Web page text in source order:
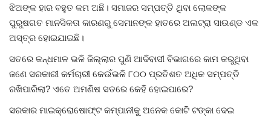
ଝିଅଙ୍କ ହାର ବହୁତ କମ ଅଛି। ସମାଜର ସମ୍ପତ୍ତି ଥିବା ଲୋକଙ୍କ
ପୁରୁଷଗତ ମାନସିକତା କାରଣରୁ ସେମାନଙ୍କ ହାତରେ ଅଲଟ୍ରା ସାଉଣ୍ଡ ଏକ
ଅସ୍ତ୍ର ହୋଇଯାଇଛି।
ସତରେ କନ୍ଧମାଳ ଭଳି ଜିଲ୍ଲାର ପୁଣି ଆଦିବାସୀ ବିଭାଗରେ କାମ କରୁଥିବା
ଜଣେ ସରକାରୀ କର୍ମଚାରୀ କେଉଁଭଳି ୮୦୦ ପ୍ରତିଶତ ଅଧିକ ସମ୍ପତ୍ତି
ରଖିପାରିଲା? ଏତେ ଅମଣିଷ ସତରେ କେହି ହୋଇପାରେ?
ସରକାର ମାଇକ୍ରୋଷୋଫ୍ଟ କମ୍ପାନୀକୁ ଅନେକ କୋଟି ଟଙ୍କା ଦେଇ